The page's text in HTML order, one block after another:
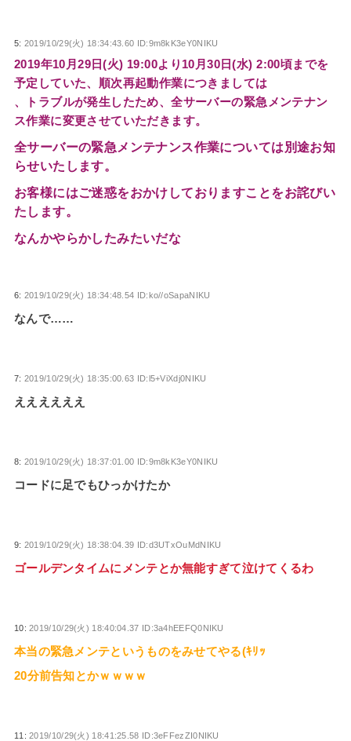
5: 2019/10/29(火) 18:34:43.60 ID:9m8kK3eY0NIKU
2019年10月29日(火) 19:00より10月30日(水) 2:00頃までを
予定していた、順次再起動作業につきましては
、トラブルが発生したため、全サーバーの緊急メンテナン
ス作業に変更させていただきます。
全サーバーの緊急メンテナンス作業については別途お知
らせいたします。
お客様にはご迷惑をおかけしておりますことをお詫びい
たします。
なんかやらかしたみたいだな
6: 2019/10/29(火) 18:34:48.54 ID:ko//oSapaNIKU
なんで……
7: 2019/10/29(火) 18:35:00.63 ID:l5+ViXdj0NIKU
ええええええ
8: 2019/10/29(火) 18:37:01.00 ID:9m8kK3eY0NIKU
コードに足でもひっかけたか
9: 2019/10/29(火) 18:38:04.39 ID:d3UTxOuMdNIKU
ゴールデンタイムにメンテとか無能すぎて泣けてくるわ
10:2019/10/29(火) 18:40:04.37 ID:3a4hEEFQ0NIKU
本当の緊急メンテというものをみせてやる(ｷﾘｯ
20分前告知とかｗｗｗｗ
11:2019/10/29(火) 18:41:25.58 ID:3eFFezZI0NIKU